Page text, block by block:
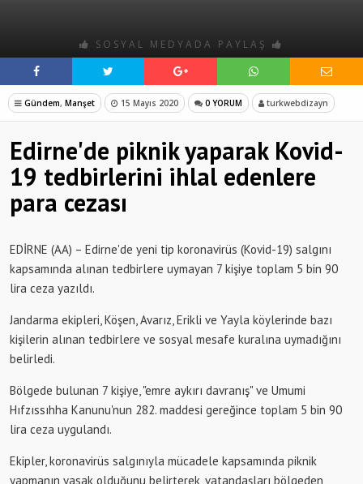
SOSYAL MEDYADA PAYLAŞ
Gündem, Manşet 15 Mayıs 2020 0 YORUM turkwebdizayn
Edirne'de piknik yaparak Kovid-
19 tedbirlerini ihlal edenlere
para cezası
EDİRNE (AA) – Edirne'de yeni tip koronavirüs (Kovid-19) salgını
kapsamında alınan tedbirlere uymayan 7 kişiye toplam 5 bin 90
lira ceza yazıldı.
Jandarma ekipleri, Köşen, Avarız, Erikli ve Yayla köylerinde bazı
kişilerin alınan tedbirlere ve sosyal mesafe kuralına uymadığını
belirledi.
Bölgede bulunan 7 kişiye, "emre aykırı davranış" ve Umumi
Hıfzıssıhha Kanunu'nun 282. maddesi gereğince toplam 5 bin 90
lira ceza uygulandı.
Ekipler, koronavirüs salgınıyla mücadele kapsamında piknik
yapmanın yasak olduğunu belirterek, vatandaşları bölgeden